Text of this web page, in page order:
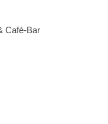
Café-Bar